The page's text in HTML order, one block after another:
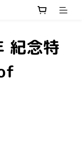
紀念特